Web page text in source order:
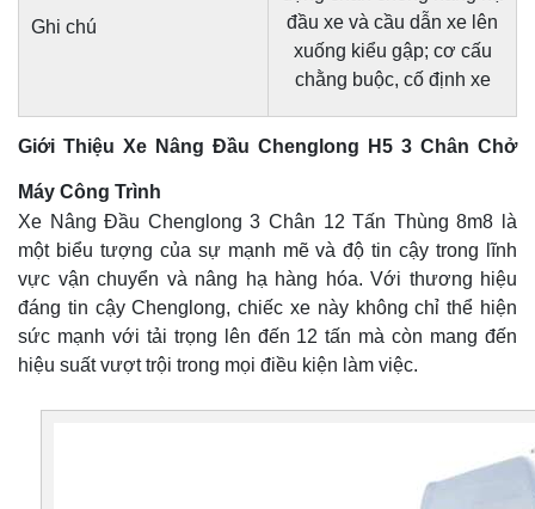
Ghi chú
đầu xe và cầu dẫn xe lên
xuống kiểu gập; cơ cấu
chằng buộc, cố định xe
Giới Thiệu Xe Nâng Đầu Chenglong H5 3 Chân Chở
Máy Công Trình
Xe Nâng Đầu Chenglong 3 Chân 12 Tấn Thùng 8m8 là
một biểu tượng của sự mạnh mẽ và độ tin cậy trong lĩnh
vực vận chuyển và nâng hạ hàng hóa. Với thương hiệu
đáng tin cậy Chenglong, chiếc xe này không chỉ thể hiện
sức mạnh với tải trọng lên đến 12 tấn mà còn mang đến
hiệu suất vượt trội trong mọi điều kiện làm việc.